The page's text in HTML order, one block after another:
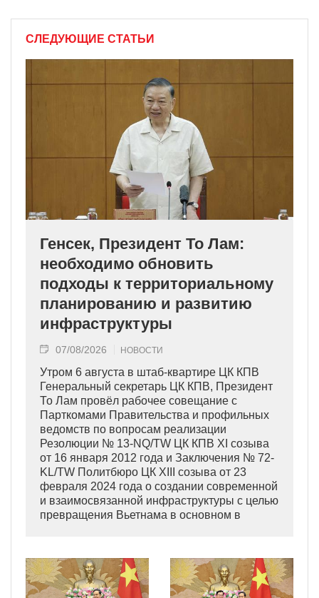
СЛЕДУЮЩИЕ СТАТЬИ
Генсек, Президент То Лам:
необходимо обновить
подходы к территориальному
планированию и развитию
инфраструктуры
07/08/2026 НОВОСТИ
Утром 6 августа в штаб-квартире ЦК КПВ
Генеральный секретарь ЦК КПВ, Президент
То Лам провёл рабочее совещание с
Парткомами Правительства и профильных
ведомств по вопросам реализации
Резолюции № 13-NQ/TW ЦК КПВ XI созыва
от 16 января 2012 года и Заключения № 72-
KL/TW Политбюро ЦК XIII созыва от 23
февраля 2024 года о создании современной
и взаимосвязанной инфраструктуры с целью
превращения Вьетнама в основном в